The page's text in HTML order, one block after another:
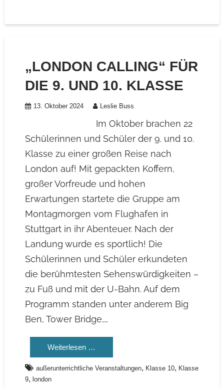
„LONDON CALLING“ FÜR
DIE 9. UND 10. KLASSE
13. Oktober 2024 Leslie Buss
Im Oktober brachen 22
Schülerinnen und Schüler der 9. und 10.
Klasse zu einer großen Reise nach
London auf! Mit gepackten Koffern,
großer Vorfreude und hohen
Erwartungen startete die Gruppe am
Montagmorgen vom Flughafen in
Stuttgart in ihr Abenteuer. Nach der
Landung wurde es sportlich! Die
Schülerinnen und Schüler erkundeten
die berühmtesten Sehenswürdigkeiten –
zu Fuß und mit der U-Bahn. Auf dem
Programm standen unter anderem Big
Ben, Tower Bridge,…
Weiterlesen …
außerunterrichtliche Veranstaltungen, Klasse 10, Klasse
9, london